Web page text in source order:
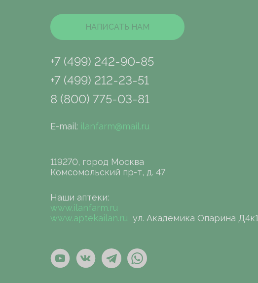
НАПИСАТЬ НАМ
+7 (499) 242-90-85
+7 (499) 212-23-51
8 (800) 775-03-81
E-mail: ilanfarm@mail.ru
119270, город Москва
Комсомольский пр-т, д. 47
Наши аптеки:
www.ilanfarm.ru
www.aptekailan.ru ул. Академика Опарина Д4к1